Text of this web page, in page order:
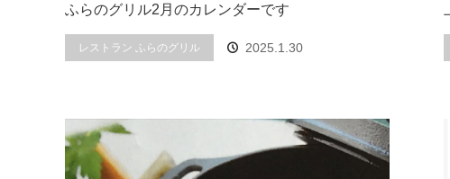
ふらのグリル2月のカレンダーです
レストラン ふらのグリル 2025.1.30